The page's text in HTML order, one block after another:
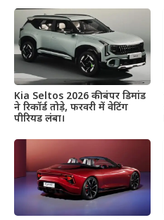
Kia Seltos 2026 की बंपर डिमांड
ने रिकॉर्ड तोड़े, फरवरी में वेटिंग
पीरियड लंबा।